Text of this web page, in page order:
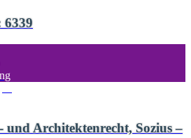
6339
Architektenrecht, Sozius –